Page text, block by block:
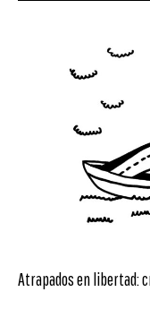
Atrapados en libertad: